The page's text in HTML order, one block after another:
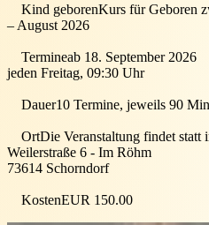
Kind geborenKurs für Geboren
– August 2026
Termineab 18. September 2026
jeden Freitag, 09:30 Uhr
Dauer10 Termine, jeweils 90
OrtDie Veranstaltung findet statt
Weilerstraße 6 - Im Röhm
73614 Schorndorf
KostenEUR 150.00